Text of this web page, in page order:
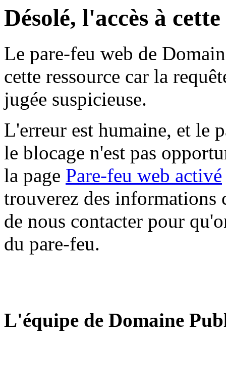
Désolé, l'accès à
Le pare-feu web de
cette ressource car la
jugée suspicieuse.
L'erreur est humaine, et le
le blocage n'est pas
la page Pare-feu web activé
trouverez des informations
de nous contacter pour
du pare-feu.
L'équipe de Domaine